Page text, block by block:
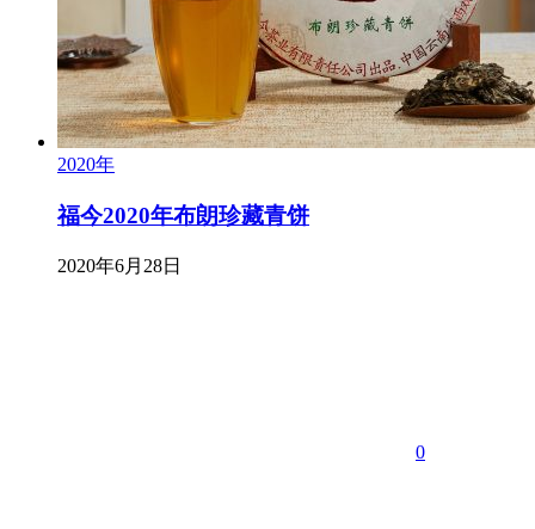
2020年
福今2020年布朗珍藏青饼
2020年6月28日
0